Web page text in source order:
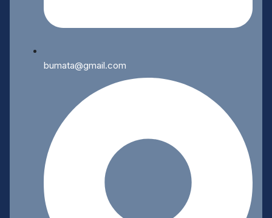
bumata@gmail.com